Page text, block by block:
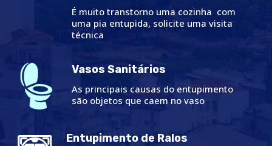
É muito transtorno uma cozinha com
uma pia entupida, solicite uma visita
técnica
Vasos Sanitários
As principais causas do entupimento
são objetos que caem no vaso
Entupimento de Ralos